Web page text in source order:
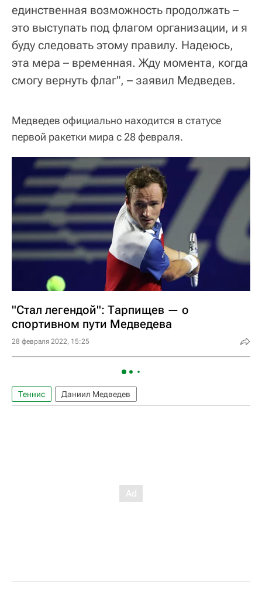
единственная возможность продолжать –
это выступать под флагом организации, и я
буду следовать этому правилу. Надеюсь,
эта мера – временная. Жду момента, когда
смогу вернуть флаг", – заявил Медведев.
Медведев официально находится в статусе
первой ракетки мира с 28 февраля.
"Стал легендой": Тарпищев — о
спортивном пути Медведева
28 февраля 2022, 15:25
Теннис Даниил Медведев